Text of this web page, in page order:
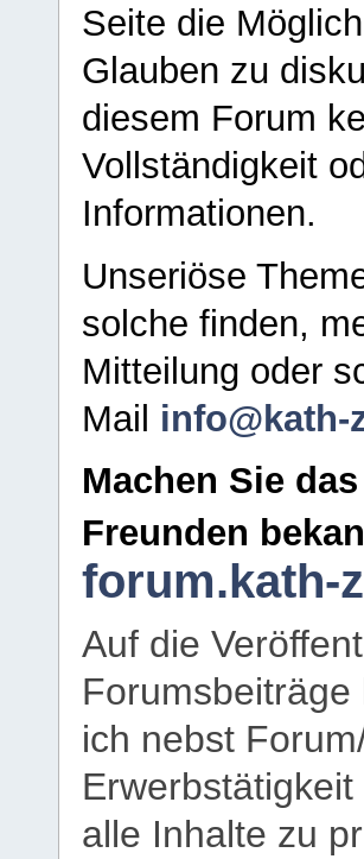
Seite die
Glauben zu
diesem Forum
Vollständigkeit
Informationen.
Unseriöse
solche finden,
Mitteilung oder
Mail info@kath-
Machen Sie
Freunden
forum.kath-
Auf die
ich nebst
alle Inhalte zu